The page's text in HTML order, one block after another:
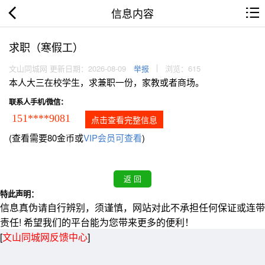
信息内容
求职（寒假工）
文山同城网 更新日期：2026-08-09 举报 浏览：615
本人大三在校学生，求兼职一份，家教或者商场。
联系人手机/微信：
151****9081 点击查看完整信息
(查看需要80金币或VIP会员可查看)
特此声明：
信息真伪请自行辨别，须谨慎，网站对此不承担任何保证或连带
责任! 希望我们的平台能为您带来更多的便利！
[文山同城网反馈中心]